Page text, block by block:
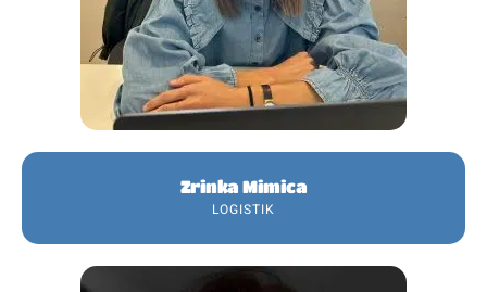
Zrinka Mimica
LOGISTIK